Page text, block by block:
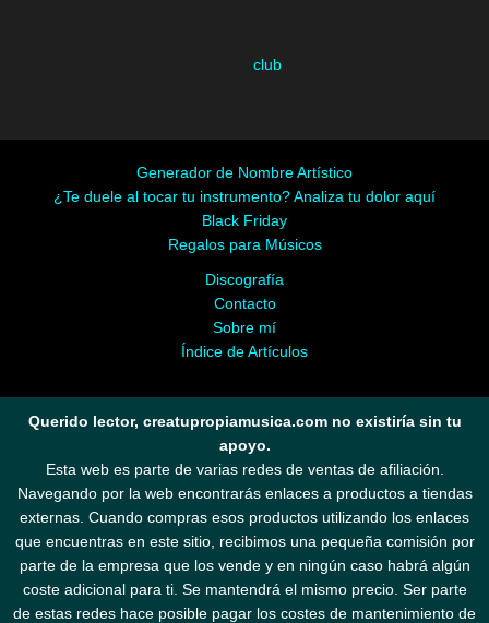
club
Generador de Nombre Artístico
¿Te duele al tocar tu instrumento? Analiza tu dolor aquí
Black Friday
Regalos para Músicos
Discografía
Contacto
Sobre mí
Índice de Artículos
Querido lector, creatupropiamusica.com no existiría sin tu
apoyo.
Esta web es parte de varias redes de ventas de afiliación.
Navegando por la web encontrarás enlaces a productos a tiendas
externas. Cuando compras esos productos utilizando los enlaces
que encuentras en este sitio, recibimos una pequeña comisión por
parte de la empresa que los vende y en ningún caso habrá algún
coste adicional para ti. Se mantendrá el mismo precio. Ser parte
de estas redes hace posible pagar los costes de mantenimiento de